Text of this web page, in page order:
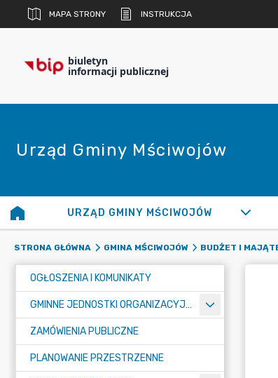
MAPA STRONY INSTRUKCJA
biuletyn
informacji publicznej
Urząd Gminy Mściwojów
URZĄD GMINY MŚCIWOJÓW
STRONA GŁÓWNA GMINA MŚCIWOJÓW BUDŻET I
OGŁOSZENIA I KOMUNIKATY
GMINNE JEDNOSTKI ORGANIZACYJNE
ZAMÓWIENIA PUBLICZNE
PLANOWANIE PRZESTRZENNE